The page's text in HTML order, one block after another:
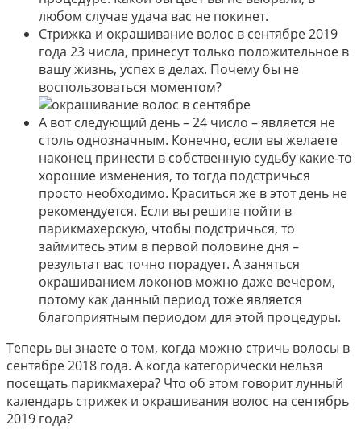
любом случае удача вас не покинет.
Стрижка и окрашивание волос в сентябре 2019
года 23 числа, принесут только положительное в
вашу жизнь, успех в делах. Почему бы не
воспользоваться моментом?
А вот следующий день – 24 число – является не
столь однозначным. Конечно, если вы желаете
наконец принести в собственную судьбу какие-то
хорошие изменения, то тогда подстричься
просто необходимо. Краситься же в этот день не
рекомендуется. Если вы решите пойти в
парикмахерскую, чтобы подстричься, то
займитесь этим в первой половине дня –
результат вас точно порадует. А заняться
окрашиванием локонов можно даже вечером,
потому как данный период тоже является
благоприятным периодом для этой процедуры.
Теперь вы знаете о том, когда можно стричь волосы в
сентябре 2018 года. А когда категорически нельзя
посещать парикмахера? Что об этом говорит лунный
календарь стрижек и окрашивания волос на сентябрь
2019 года?